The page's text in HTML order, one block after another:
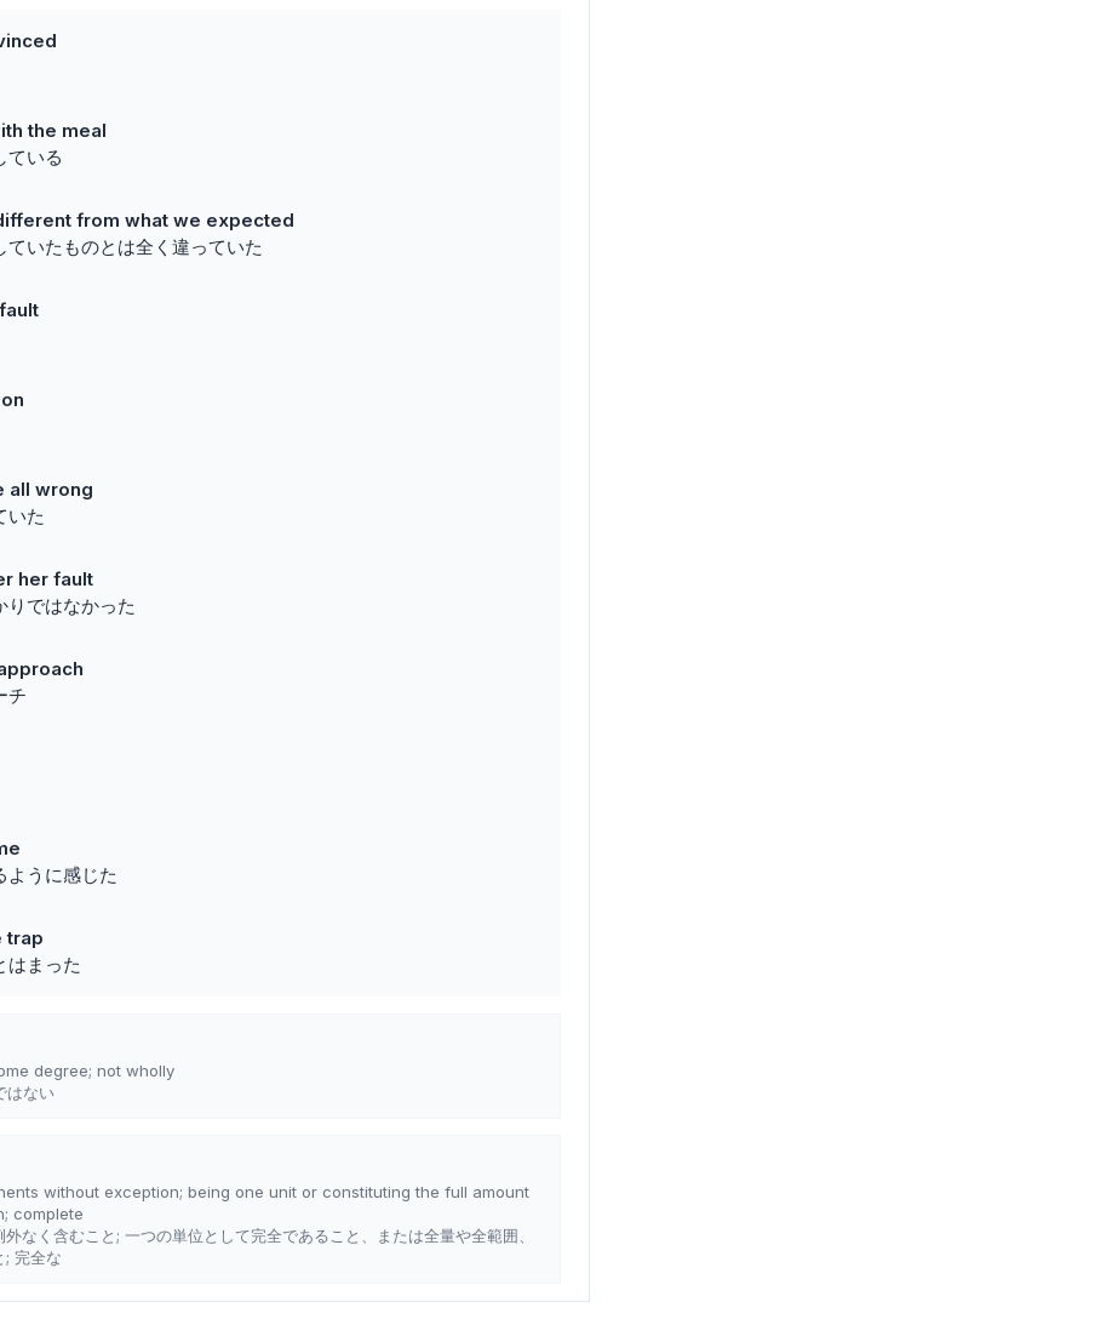
the meal
ている
from what we expected
ていたものとは全く違っていた
all wrong
いた
her fault
りではなかった
チ
ように感じた
trap
はまった
degree; not wholly
はない
without exception; being one unit or constituting the full amount
complete
なく含むこと; 一つの単位として完全であること、または全量や全範囲、
; 完全な